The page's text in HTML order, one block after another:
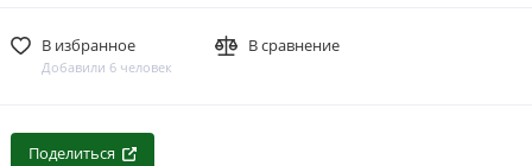
В избранное
Добавили 6 человек
В сравнение
Поделиться